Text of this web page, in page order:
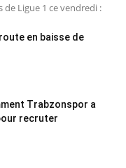
Ligue 1 ce vendredi :
en baisse de
Trabzonspor a
recruter